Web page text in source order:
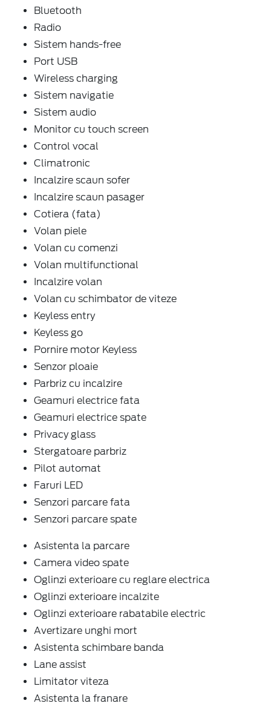
Bluetooth
Radio
Sistem hands-free
Port USB
Wireless charging
Sistem navigatie
Sistem audio
Monitor cu touch screen
Control vocal
Climatronic
Incalzire scaun sofer
Incalzire scaun pasager
Cotiera (fata)
Volan piele
Volan cu comenzi
Volan multifunctional
Incalzire volan
Volan cu schimbator de viteze
Keyless entry
Keyless go
Pornire motor Keyless
Senzor ploaie
Parbriz cu incalzire
Geamuri electrice fata
Geamuri electrice spate
Privacy glass
Stergatoare parbriz
Pilot automat
Faruri LED
Senzori parcare fata
Senzori parcare spate
Asistenta la parcare
Camera video spate
Oglinzi exterioare cu reglare electrica
Oglinzi exterioare incalzite
Oglinzi exterioare rabatabile electric
Avertizare unghi mort
Asistenta schimbare banda
Lane assist
Limitator viteza
Asistenta la franare